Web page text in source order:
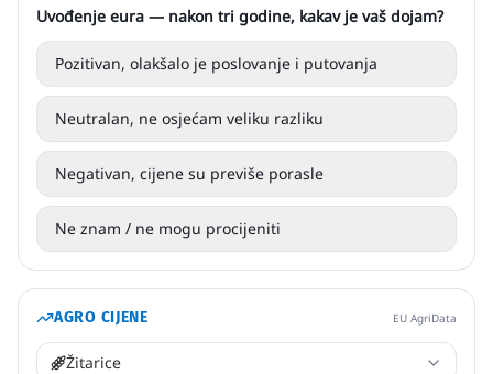
Uvođenje eura — nakon tri godine, kakav je vaš dojam?
Pozitivan, olakšalo je poslovanje i putovanja
Neutralan, ne osjećam veliku razliku
Negativan, cijene su previše porasle
Ne znam / ne mogu procijeniti
AGRO CIJENE EU AgriData
Žitarice